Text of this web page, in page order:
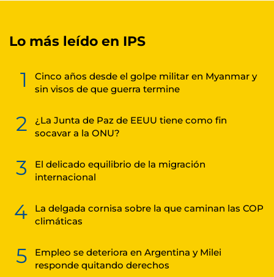
Lo más leído en IPS
1
Cinco años desde el golpe militar en Myanmar y
sin visos de que guerra termine
2
¿La Junta de Paz de EEUU tiene como fin
socavar a la ONU?
3
El delicado equilibrio de la migración
internacional
4
La delgada cornisa sobre la que caminan las COP
climáticas
5
Empleo se deteriora en Argentina y Milei
responde quitando derechos